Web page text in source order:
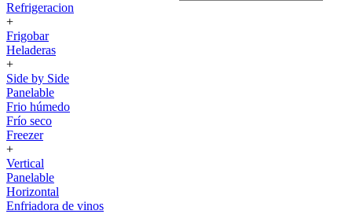
Refrigeracion
+
Frigobar
Heladeras
+
Side by Side
Panelable
Frio húmedo
Frío seco
Freezer
+
Vertical
Panelable
Horizontal
Enfriadora de vinos